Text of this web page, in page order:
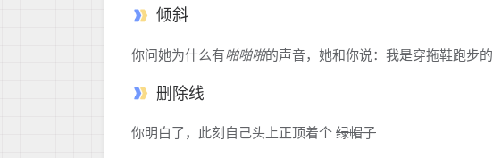
倾斜
你问她为什么有啪啪啪的声音，她和你说：我是穿拖鞋跑步的
删除线
你明白了，此刻自己头上正顶着个绿帽子